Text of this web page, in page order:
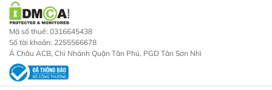
Mã số thuế: 0316645438
Số tài khoản: 2255566678
Á Châu ACB, Chi Nhánh Quận Tân Phú, PGD Tân Sơn Nhì